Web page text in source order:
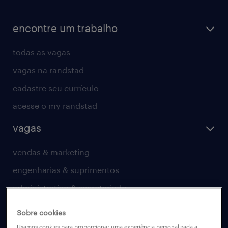
encontre um trabalho
todas as vagas
vagas na randstad
cadastre seu currículo
acesse o my randstad
vagas
vendas & marketing
engenharias & suprimentos
administrativo & secretariado
farmacêutico & saúde
Sobre cookies